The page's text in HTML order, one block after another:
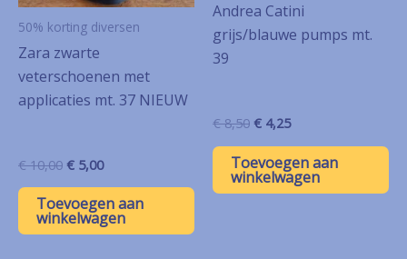
50% korting diversen
Zara zwarte
veterschoenen met
applicaties mt. 37 NIEUW
€10,00 Oorspronkelijke
was:
€ 10,00.
€ 5,00Huidige
is:
€ 5,00.
Toevoegen aan
winkelwagen
Andrea Catini
grijs/blauwe pumps mt.
39
€8,50 Oorspronkelijke
was:
€ 8,50.
€ 4,25Huidige
is:
€ 4,25.
Toevoegen aan
winkelwagen